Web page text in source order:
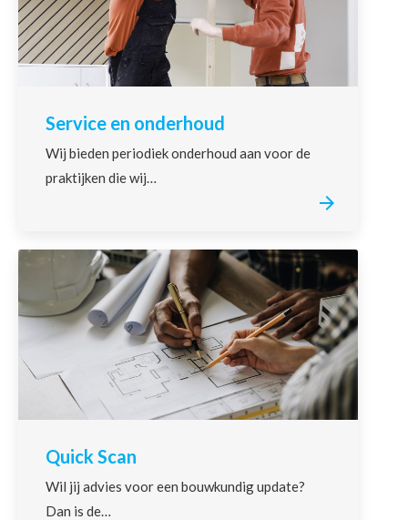
Service en onderhoud
Wij bieden periodiek onderhoud aan voor de
praktijken die wij…
Quick Scan
Wil jij advies voor een bouwkundig update?
Dan is de…